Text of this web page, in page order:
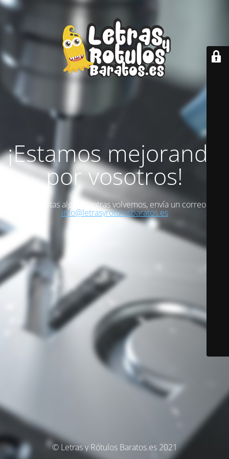
¡Estamos mejorando
por vosotros!
Si necesitas algo mientras volvemos, envía un correo a
info@letrasyrotulosbaratos.es
© Letras y Rótulos Baratos.es 2021